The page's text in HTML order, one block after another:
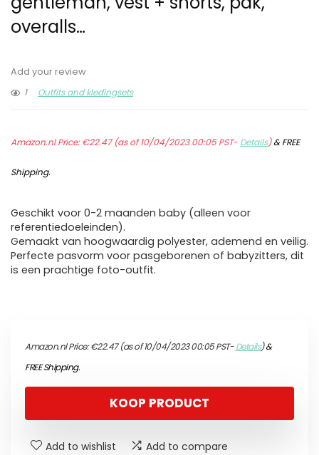
overalls…
Add your review
1
Outfits and kledingsets
Amazon.nl Price:€22.47(as of 10/04/2023 00:05 PST- Details)&FREE
Shipping.
Geschikt voor 0-2 maanden baby (alleen voor
referentiedoeleinden).
Gemaakt van hoogwaardig polyester, ademend en veilig.
Perfecte pasvorm voor pasgeborenen of babyzitters, dit
is een prachtige foto-outfit.
Amazon.nl Price:€22.47(as of 10/04/2023 00:05 PST-Details)&
FREE Shipping.
KOOP PRODUCT
Add to wishlist Add to compare